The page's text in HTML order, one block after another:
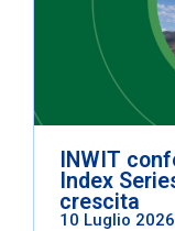
INWIT
Index
crescita
10 Luglio 2026